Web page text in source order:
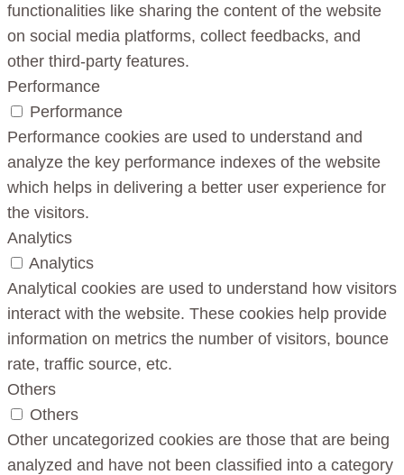
functionalities like sharing the content of the website
on social media platforms, collect feedbacks, and
other third-party features.
Performance
Performance
Performance cookies are used to understand and
analyze the key performance indexes of the website
which helps in delivering a better user experience for
the visitors.
Analytics
Analytics
Analytical cookies are used to understand how visitors
interact with the website. These cookies help provide
information on metrics the number of visitors, bounce
rate, traffic source, etc.
Others
Others
Other uncategorized cookies are those that are being
analyzed and have not been classified into a category